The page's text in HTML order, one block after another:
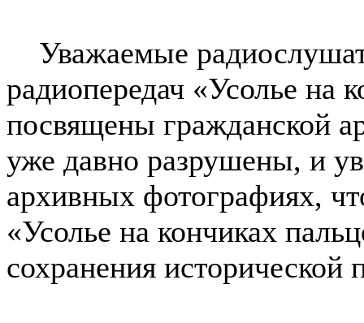
Уважаемые
радиопередач «Усолье на
посвящены гражданской
уже давно разрушены, и
архивных фотографиях,
«Усолье на кончиках
сохранения исторической